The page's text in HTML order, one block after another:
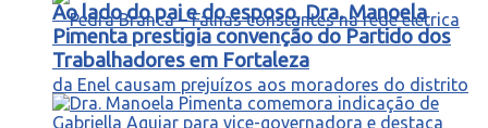
Ao lado do pai e do esposo, Dra. Manoela
Pimenta prestigia convenção do Partido dos
Trabalhadores em Fortaleza